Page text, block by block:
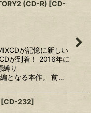
(CD-R) [CD-
が記憶に新しい
が到着！ 2016年に
縛り
となる本作。⁡ 前…
[CD-232]